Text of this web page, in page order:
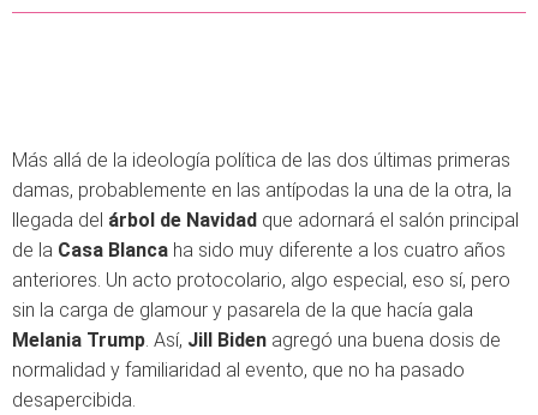
Más allá de la ideología política de las dos últimas primeras
damas, probablemente en las antípodas la una de la otra, la
llegada del árbol de Navidad que adornará el salón principal
de la Casa Blanca ha sido muy diferente a los cuatro años
anteriores. Un acto protocolario, algo especial, eso sí, pero
sin la carga de glamour y pasarela de la que hacía gala
Melania Trump . Así, Jill Biden agregó una buena dosis de
normalidad y familiaridad al evento, que no ha pasado
desapercibida.